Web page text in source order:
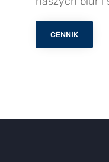
CENNIK